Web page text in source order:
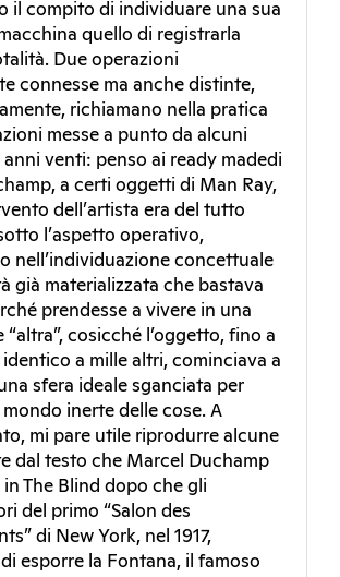
il compito di individuare una sua
quello di registrarla
Due operazioni
connesse ma anche distinte,
richiamano nella pratica
messe a punto da alcuni
venti: penso ai ready madedi
a certi oggetti di Man Ray,
dell’artista era del tutto
l’aspetto operativo,
nell’individuazione concettuale
già materializzata che bastava
prendesse a vivere in una
“altra”, cosicché l’oggetto, fino a
a mille altri, cominciava a
sfera ideale sganciata per
inerte delle cose. A
mi pare utile riprodurre alcune
dal testo che Marcel Duchamp
The Blind dopo che gli
del primo “Salon des
di New York, nel 1917,
esporre la Fontana, il famoso